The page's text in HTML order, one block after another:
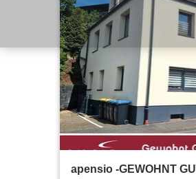
apensio -GEWOHNT